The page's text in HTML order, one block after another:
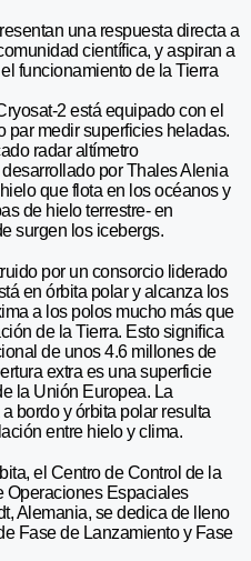
una respuesta directa a
científica, y aspiran a
funcionamiento de la Tierra
2 está equipado con el
par medir superficies heladas.
radar altímetro
por Thales Alenia
que flota en los océanos y
de hielo terrestre- en
surgen los icebergs.
por un consorcio liderado
en órbita polar y alcanza los
a los polos mucho más que
de la Tierra. Esto significa
de unos 4.6 millones de
extra es una superficie
la Unión Europea. La
bordo y órbita polar resulta
entre hielo y clima.
el Centro de Control de la
Operaciones Espaciales
Alemania, se dedica de lleno
Fase de Lanzamiento y Fase